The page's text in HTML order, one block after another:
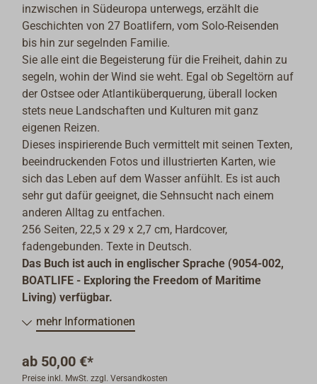
inzwischen in Südeuropa unterwegs, erzählt die
Geschichten von 27 Boatlifern, vom Solo-Reisenden
bis hin zur segelnden Familie.
Sie alle eint die Begeisterung für die Freiheit, dahin zu
segeln, wohin der Wind sie weht. Egal ob Segeltörn auf
der Ostsee oder Atlantiküberquerung, überall locken
stets neue Landschaften und Kulturen mit ganz
eigenen Reizen.
Dieses inspirierende Buch vermittelt mit seinen Texten,
beeindruckenden Fotos und illustrierten Karten, wie
sich das Leben auf dem Wasser anfühlt. Es ist auch
sehr gut dafür geeignet, die Sehnsucht nach einem
anderen Alltag zu entfachen.
256 Seiten, 22,5 x 29 x 2,7 cm, Hardcover,
fadengebunden. Texte in Deutsch.
Das Buch ist auch in englischer Sprache (9054-002,
BOATLIFE - Exploring the Freedom of Maritime
Living) verfügbar.
mehr Informationen
ab 50,00 €*
Preise inkl. MwSt. zzgl. Versandkosten